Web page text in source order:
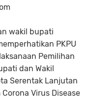
wakil bupati
PKPU
Pemilihan
dan Wakil
Serentak Lanjutan
Virus Disease